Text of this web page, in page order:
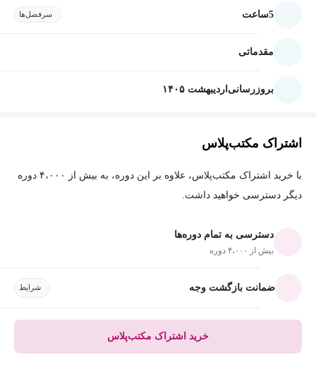
5ساعت سرفصل‌ها
مقدماتی
بروزرسانی اردیبهشت ۱۴۰۵
اشتراک مکتب‌پلاس
با خرید اشتراک مکتب‌پلاس، علاوه بر این دوره، به بیش از ۴،۰۰۰ دوره
دیگر دسترسی خواهید داشت.
دسترسی به تمام دوره‌ها
بیش از ۴،۰۰۰ دوره
ضمانت بازگشت وجه شرایط
خرید اشتراک مکتب‌پلاس